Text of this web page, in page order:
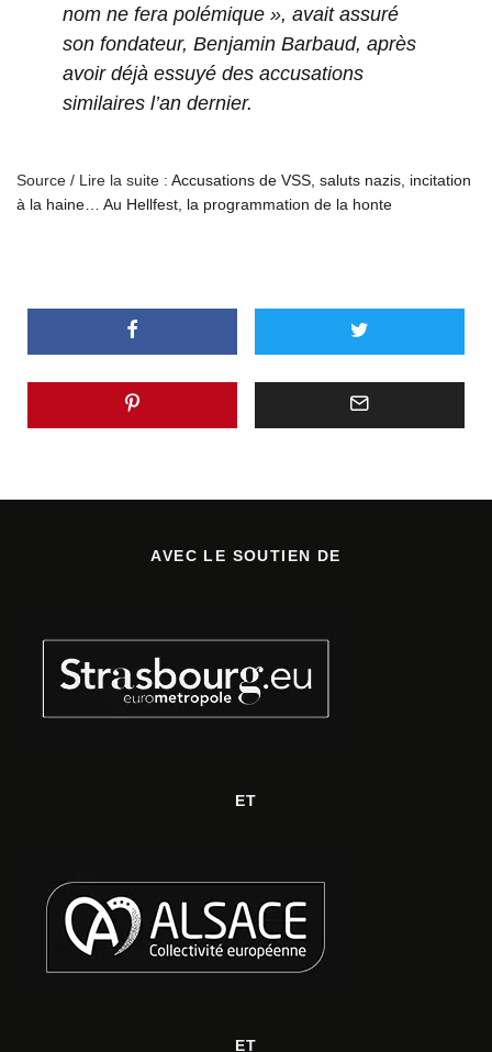
nom ne fera polémique », avait assuré
son fondateur, Benjamin Barbaud, après
avoir déjà essuyé des accusations
similaires l’an dernier.
Source / Lire la suite : Accusations de VSS, saluts nazis, incitation
à la haine… Au Hellfest, la programmation de la honte
AVEC LE SOUTIEN DE
ET
ET